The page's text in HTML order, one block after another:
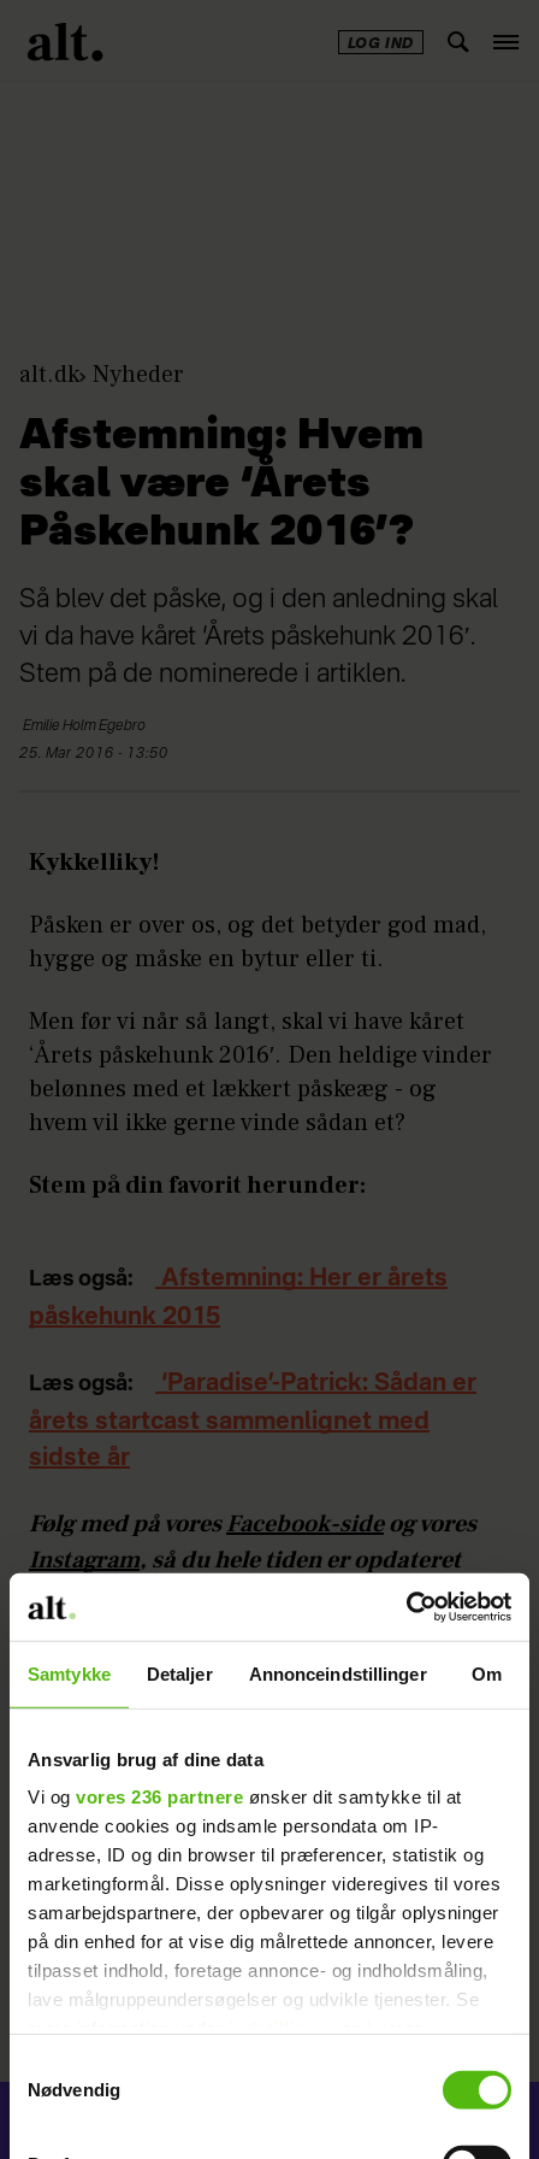
Samtykke Detaljer Annonceindstillinger Om
Ansvarlig brug af dine data
Vi og vores 236 partnere ønsker dit samtykke til at
anvende cookies og indsamle persondata om IP-
adresse, ID og din browser til præferencer, statistik og
marketingformål. Disse oplysninger videregives til vores
samarbejdspartnere, der opbevarer og tilgår oplysninger
på din enhed for at vise dig målrettede annoncer, levere
tilpasset indhold, foretage annonce- og indholdsmåling,
lave målgruppeundersøgelser og udvikle tjenester. Se
tilbage eller ændre indstillinger fra vores
"Cookiedeklaration", eller ved at trykke på "Privacy
Nødvendig
LOG IND
alt.dk Nyheder
Afstemning: Hvem
skal være ‘Årets
Påskehunk 2016’?
Så blev det påske, og i den anledning skal
vi da have kåret ‘Årets påskehunk 2016′.
Stem på de nominerede i artiklen.
Emilie HolmEgebro
25. Mar 2016 - 13:50
Kykkelliky!
Påsken er over os, og det betyder god mad,
hygge og måske en bytur eller ti.
Men før vi når så langt, skal vi have kåret
‘Årets påskehunk 2016′. Den heldige vinder
belønnes med et lækkert påskeæg - og
hvem vil ikke gerne vinde sådan et?
Stem på din favorit herunder:
Læs også:
Afstemning: Her er årets
påskehunk 2015
Læs også:
‘Paradise’-Patrick: Sådan er
årets startcast sammenlignet med
sidste år
Følg med på voresFacebook-sideog vores
Instagram, så du hele tiden er opdateret
med nyheder fra diverse reality-
programmer og kendisser
SILAS - JOHANNES - LOUISE